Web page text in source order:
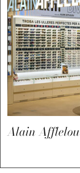
Alain Afflelou